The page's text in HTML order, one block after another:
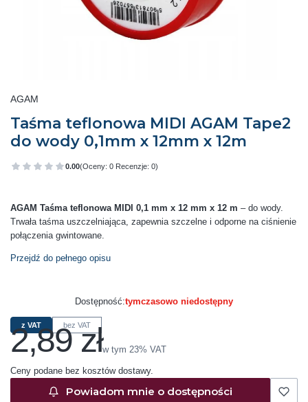
AGAM
Taśma teflonowa MIDI AGAM Tape2
do wody 0,1mm x 12mm x 12m
0.00(Oceny: 0 Recenzje: 0)
Przejdź do sekcji Opinie
AGAM Taśma teflonowa MIDI 0,1 mm x 12 mm x 12 m – do wody.
Trwała taśma uszczelniająca, zapewnia szczelne i odporne na ciśnienie
połączenia gwintowane.
Przejdź do pełnego opisu
Dostępność:tymczasowo niedostępny
z VAT bez VAT
Cena
2,89 złw tym 23% VAT
w tym 23% VAT
Ceny podane bez kosztów dostawy.
Powiadom mnie o dostępności